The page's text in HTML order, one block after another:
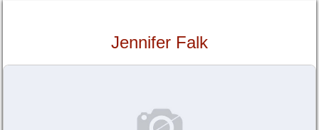
Jennifer Falk